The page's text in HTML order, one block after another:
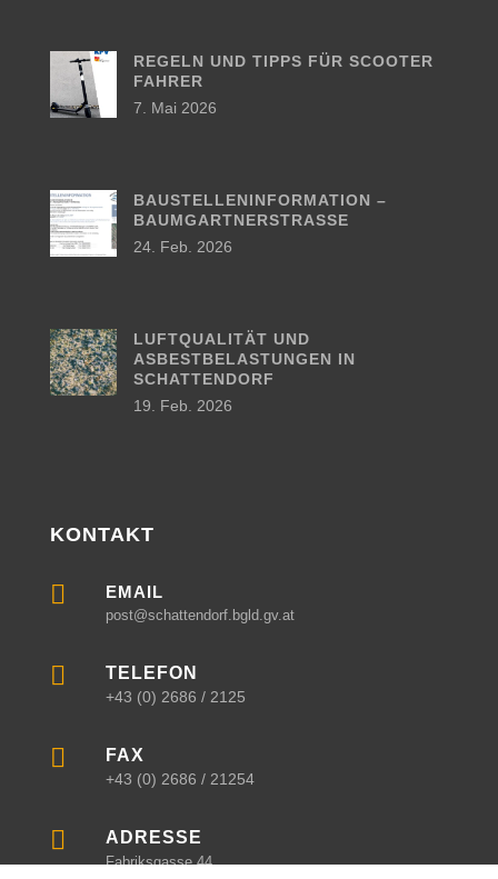
REGELN UND TIPPS FÜR SCOOTER
FAHRER
7. Mai 2026
BAUSTELLENINFORMATION –
BAUMGARTNERSTRASSE
24. Feb. 2026
LUFTQUALITÄT UND
ASBESTBELASTUNGEN IN
SCHATTENDORF
19. Feb. 2026
KONTAKT
 EMAIL
post@schattendorf.bgld.gv.at
 TELEFON
+43 (0) 2686 / 2125
 FAX
+43 (0) 2686 / 21254
 ADRESSE
Fabriksgasse 44